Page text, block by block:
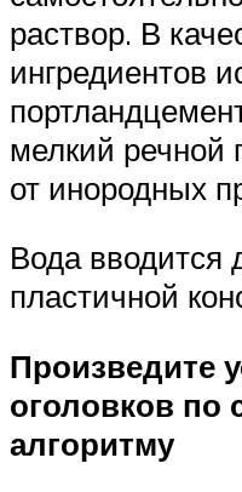
раствор. В
ингредиентов
мелкий речной
от инородных
Вода вводится
пластичной
Произведите
оголовков
алгоритму